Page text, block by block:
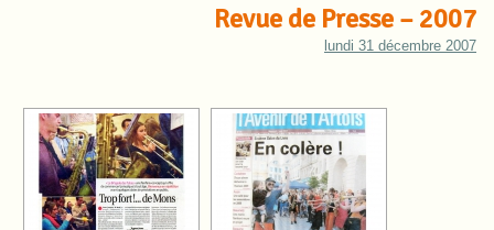
Revue de Presse – 2007
lundi 31 décembre 2007